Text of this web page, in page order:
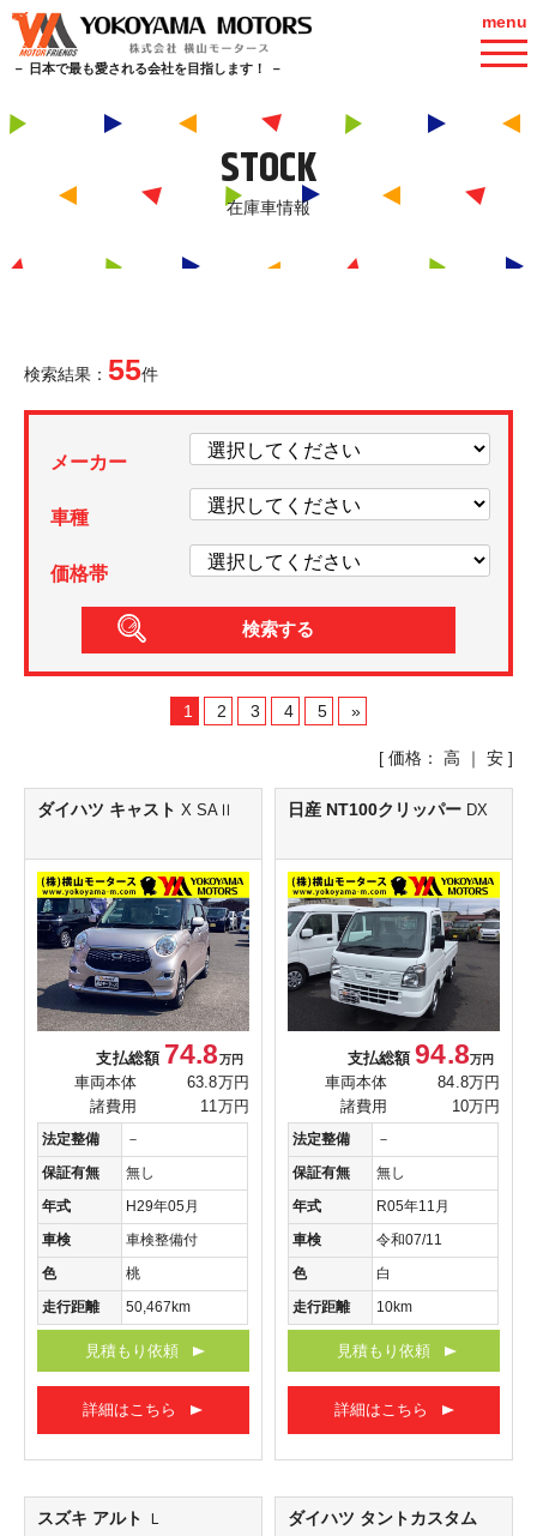
－ 日本で最も愛される会社を目指します！ －
menu
STOCK
在庫車情報
検索結果： 55件
メーカー
車種
価格帯
1 2 3 4 5 »
[ 価格： 高 ｜ 安 ]
ダイハツ キャスト X SAⅡ
支払総額 74.8万円
車両本体
63.8万円
諸費用
11万円
法定整備
－
保証有無
無し
年式
H29年05月
車検
車検整備付
色
桃
走行距離
50,467km
見積もり依頼
詳細はこちら
日産 NT100クリッパー DX
支払総額 94.8万円
車両本体
84.8万円
諸費用
10万円
法定整備
－
保証有無
無し
年式
R05年11月
車検
令和07/11
色
白
走行距離
10km
見積もり依頼
詳細はこちら
スズキ アルト Ｌ ダイハツ タントカスタム